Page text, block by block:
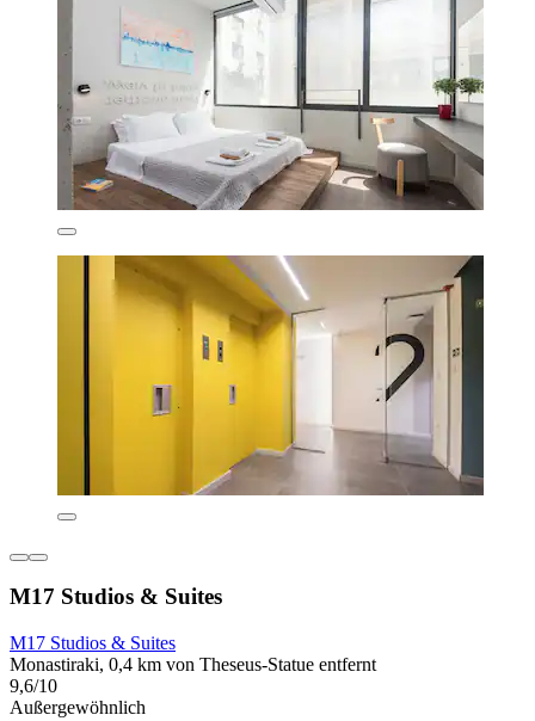
M17 Studios & Suites
M17 Studios & Suites
Monastiraki, 0,4 km von Theseus-Statue entfernt
9,6/10
Außergewöhnlich